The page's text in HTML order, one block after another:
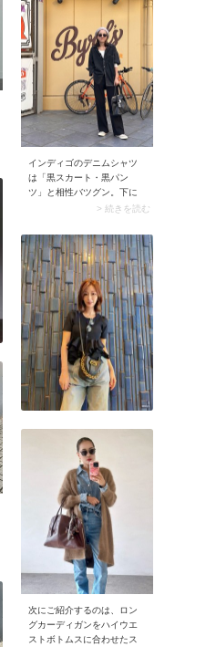
インディゴのデニムシャツ
は「黒スカート・黒パン
ツ」と相性バツグン。下に
白Tシャツを忍ばせるとネイ
映えて、こなれた着こなし
に決まります。
> 続きを読む
次にご紹介するのは、ロン
グカーディガンをハイウエ
ストボトムスに合わせたス